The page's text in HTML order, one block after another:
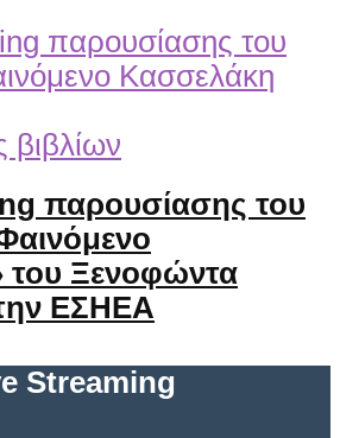
βιβλίων
παρουσίασης του
Ξενοφώντα
ΕΣΗΕΑ
Streaming